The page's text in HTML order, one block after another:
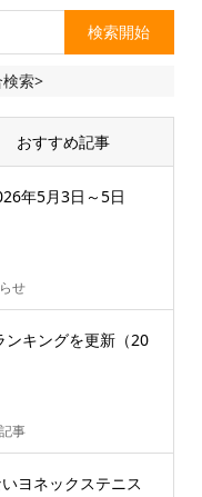
索>
おすすめ記事
年5月3日～5日
せ
ンキングを更新（20
事
ヨネックステニス